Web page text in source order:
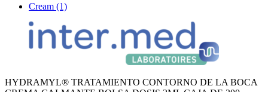
Cream (1)
HYDRAMYL® TRATAMIENTO CONTORNO DE LA BOCA